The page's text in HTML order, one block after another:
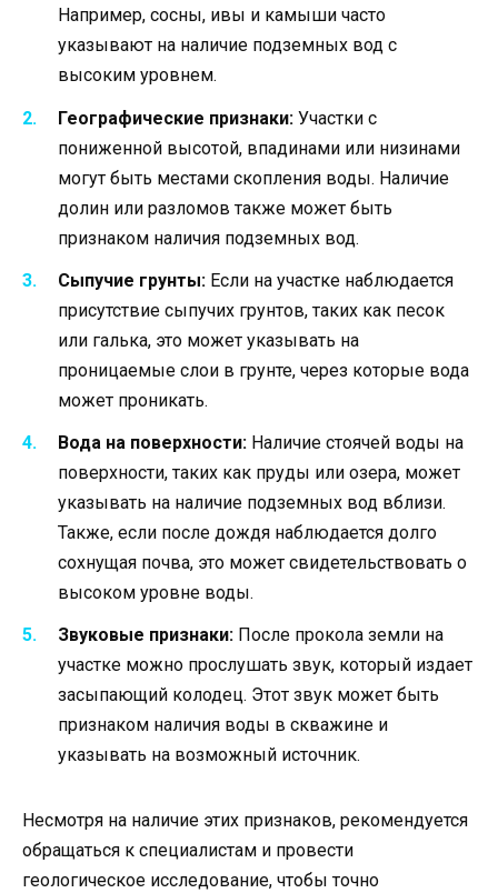
Например, сосны, ивы и камыши часто
указывают на наличие подземных вод с
высоким уровнем.
Географические признаки: Участки с
пониженной высотой, впадинами или низинами
могут быть местами скопления воды. Наличие
долин или разломов также может быть
признаком наличия подземных вод.
Сыпучие грунты: Если на участке наблюдается
присутствие сыпучих грунтов, таких как песок
или галька, это может указывать на
проницаемые слои в грунте, через которые вода
может проникать.
Вода на поверхности: Наличие стоячей воды на
поверхности, таких как пруды или озера, может
указывать на наличие подземных вод вблизи.
Также, если после дождя наблюдается долго
сохнущая почва, это может свидетельствовать о
высоком уровне воды.
Звуковые признаки: После прокола земли на
участке можно прослушать звук, который издает
засыпающий колодец. Этот звук может быть
признаком наличия воды в скважине и
указывать на возможный источник.
Несмотря на наличие этих признаков, рекомендуется
обращаться к специалистам и провести
геологическое исследование, чтобы точно